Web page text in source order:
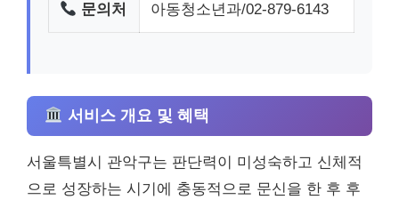
문의처 아동청소년과/02-879-6143
서비스 개요 및 혜택
서울특별시 관악구는 판단력이 미성숙하고 신체적
으로 성장하는 시기에 충동적으로 문신을 한 후 후